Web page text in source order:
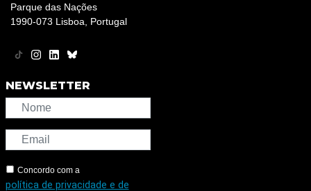
Parque das Nações
1990-073 Lisboa, Portugal
NEWSLETTER
Concordo com a
política de privacidade e de